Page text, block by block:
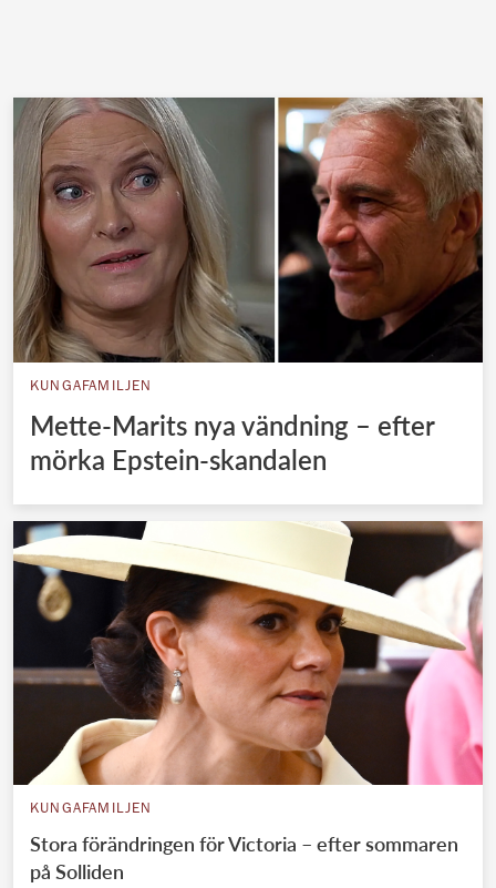
KUNGAFAMILJEN
Mette-Marits nya vändning – efter
mörka Epstein-skandalen
KUNGAFAMILJEN
Stora förändringen för Victoria – efter sommaren
på Solliden